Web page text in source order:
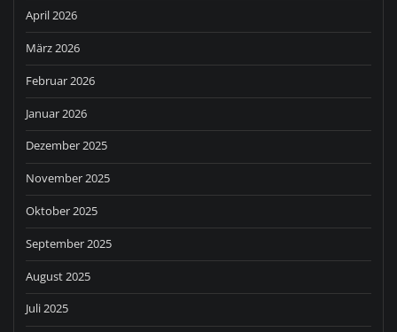
April 2026
März 2026
Februar 2026
Januar 2026
Dezember 2025
November 2025
Oktober 2025
September 2025
August 2025
Juli 2025